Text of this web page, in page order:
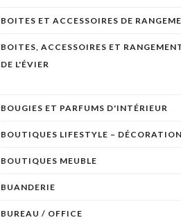
BOITES ET ACCESSOIRES DE
BOITES, ACCESSOIRES ET
DE L'ÉVIER
BOUGIES ET PARFUMS D'INTÉRIEUR
BOUTIQUES LIFESTYLE – DÉCORATION
BOUTIQUES MEUBLE
BUANDERIE
BUREAU / OFFICE